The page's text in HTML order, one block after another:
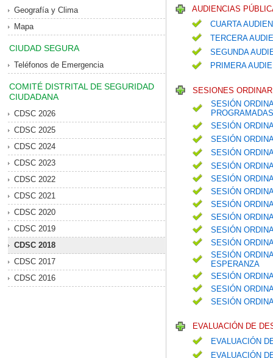
Geografía y Clima
Mapa
CIUDAD SEGURA
Teléfonos de Emergencia
COMITÉ DISTRITAL DE SEGURIDAD
CIUDADANA
CDSC 2026
CDSC 2025
CDSC 2024
CDSC 2023
CDSC 2022
CDSC 2021
CDSC 2020
CDSC 2019
CDSC 2018
CDSC 2017
CDSC 2016
AUDIENCIAS
CUARTA
TERCERA
SEGUNDA
PRIMERA
SESIONES
SESIÓN
SESIÓN
SESIÓN
SESIÓN
SESIÓN
SESIÓN
SESIÓN
SESIÓN
SESIÓN
SESIÓN
SESIÓN
SESIÓN
ESPERANZA
SESIÓN
SESIÓN
SESIÓN
EVALUACIÓN DE
EVALUACIÓN
EVALUACIÓN